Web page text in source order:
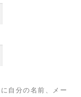
自分の名前、メー